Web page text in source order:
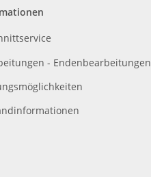
- Endenbearbeitungen